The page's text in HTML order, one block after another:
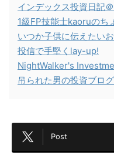
インデックス投資日記
1級FP技能士kaoruのち
いつか子供に伝えたい
投信で手堅くlay-up!
NightWalker's
吊られた男の投資ブロ
Post